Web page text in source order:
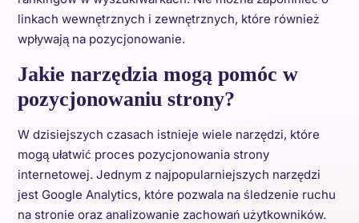
linkach wewnętrznych i zewnętrznych, które również
wpływają na pozycjonowanie.
Jakie narzędzia mogą pomóc w
pozycjonowaniu strony?
W dzisiejszych czasach istnieje wiele narzędzi, które
mogą ułatwić proces pozycjonowania strony
internetowej. Jednym z najpopularniejszych narzędzi
jest Google Analytics, które pozwala na śledzenie ruchu
na stronie oraz analizowanie zachowań użytkowników.